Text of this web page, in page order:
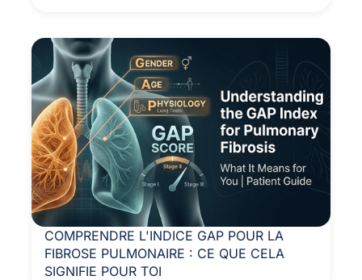
COMPRENDRE L'INDICE GAP POUR LA
FIBROSE PULMONAIRE : CE QUE CELA
SIGNIFIE POUR TOI